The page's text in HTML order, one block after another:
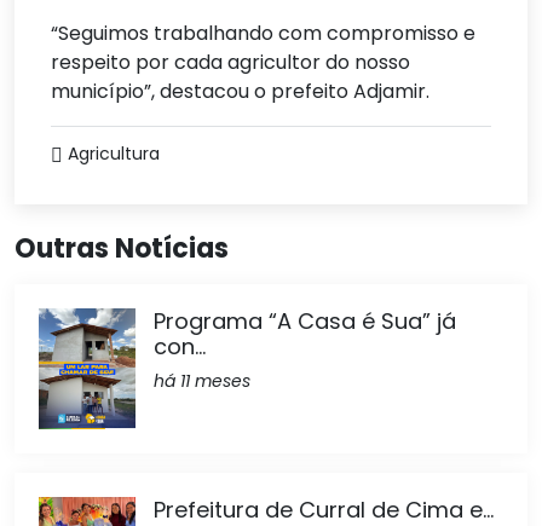
“Seguimos trabalhando com compromisso e
respeito por cada agricultor do nosso
município”, destacou o prefeito Adjamir.
Agricultura
Outras Notícias
Programa “A Casa é Sua” já
con...
há 11 meses
Prefeitura de Curral de Cima e...